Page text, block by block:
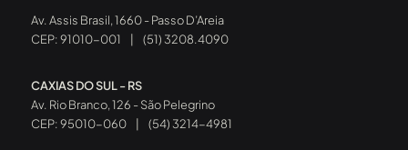
Av. Assis Brasil, 1660 - Passo D’Areia
CEP: 91010-001
(51) 3208.4090
CAXIAS DO SUL - RS
Av. Rio Branco, 126 - São Pelegrino
CEP: 95010-060
(54) 3214-4981